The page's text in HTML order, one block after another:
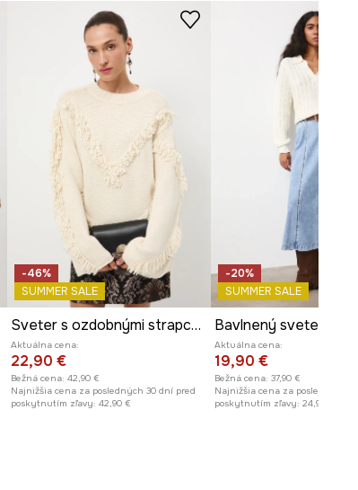
-46%
SUMMER SALE
Sveter s ozdobnými strapcami
Aktuálna cena:
22,90 €
Bežná cena: 42,90 €
Najnižšia cena za posledných 30 dní pred
poskytnutím zľavy: 42,90 €
-20%
SUMMER SALE
Aktuálna cena:
19,90 €
Bežná cena: 37,90 €
Najnižšia cena za posledných
poskytnutím zľavy: 24,90 €